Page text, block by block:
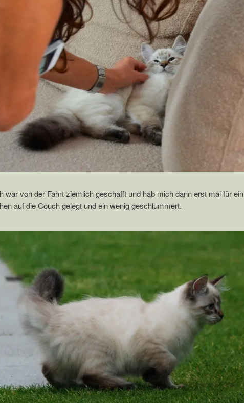
war von der Fahrt ziemlich geschafft und hab mich dann erst mal für ein
auf die Couch gelegt und ein wenig geschlummert.